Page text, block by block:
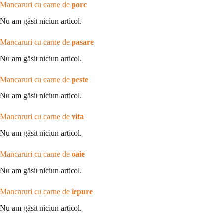
Mancaruri cu carne de porc
Nu am găsit niciun articol.
Mancaruri cu carne de pasare
Nu am găsit niciun articol.
Mancaruri cu carne de peste
Nu am găsit niciun articol.
Mancaruri cu carne de vita
Nu am găsit niciun articol.
Mancaruri cu carne de oaie
Nu am găsit niciun articol.
Mancaruri cu carne de iepure
Nu am găsit niciun articol.